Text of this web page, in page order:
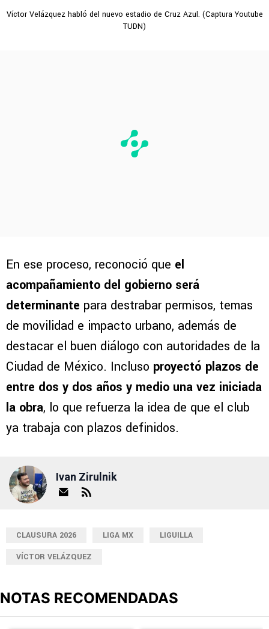
Víctor Velázquez habló del nuevo estadio de Cruz Azul. (Captura Youtube
TUDN)
En ese proceso, reconoció que el
acompañamiento del gobierno será
determinante para destrabar permisos, temas
de movilidad e impacto urbano, además de
destacar el buen diálogo con autoridades de la
Ciudad de México. Incluso proyectó plazos de
entre dos y dos años y medio una vez iniciada
la obra, lo que refuerza la idea de que el club
ya trabaja con plazos definidos.
Ivan Zirulnik
CLAUSURA 2026 LIGA MX
LIGUILLA
VÍCTOR VELÁZQUEZ
NOTAS RECOMENDADAS